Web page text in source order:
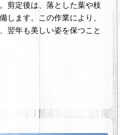
剪定後は、落とした葉や枝
します。この作業により、
翌年も美しい姿を保つこと